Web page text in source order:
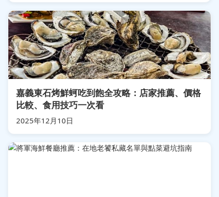
嘉義東石烤鮮蚵吃到飽全攻略：店家推薦、價格
比較、食用技巧一次看
2025年12月10日